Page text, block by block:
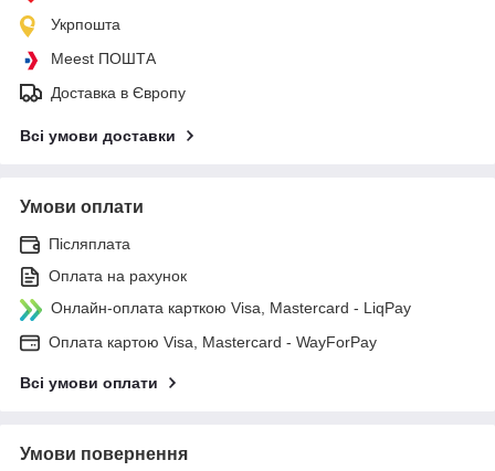
Укрпошта
Meest ПОШТА
Доставка в Європу
Всі умови доставки
Умови оплати
Післяплата
Оплата на рахунок
Онлайн-оплата карткою Visa, Mastercard - LiqPay
Оплата картою Visa, Mastercard - WayForPay
Всі умови оплати
Умови повернення